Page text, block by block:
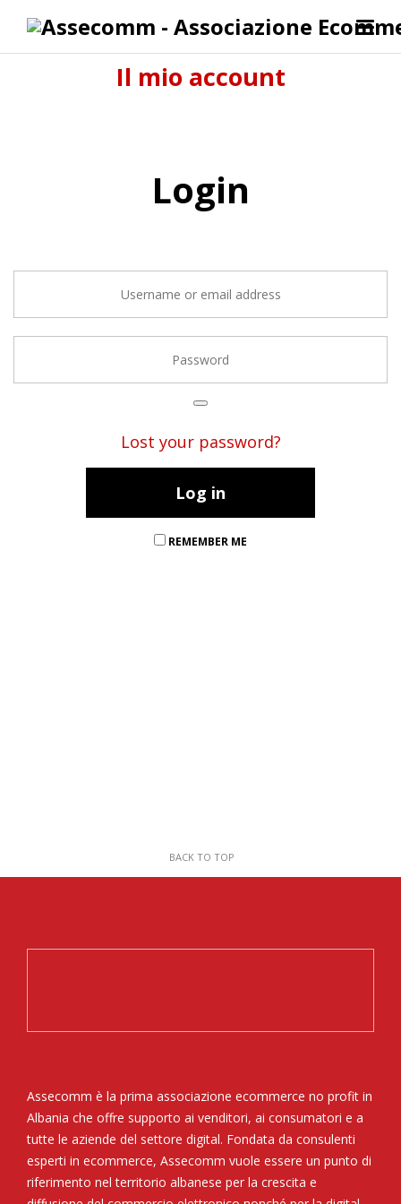
Il mio account
Login
Lost your password?
REMEMBER ME
BACK TO TOP
Assecomm è la prima associazione ecommerce no profit in
Albania che offre supporto ai venditori, ai consumatori e a
tutte le aziende del settore digital. Fondata da consulenti
esperti in ecommerce, Assecomm vuole essere un punto di
riferimento nel territorio albanese per la crescita e